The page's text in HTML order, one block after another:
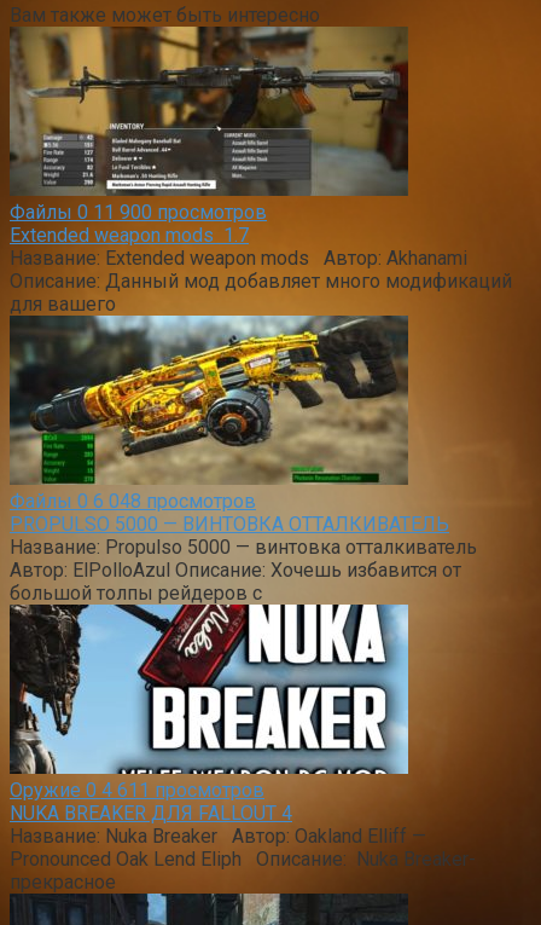
Вам также может быть интересно
Файлы 0 11 900 просмотров
Extended weapon mods 1.7
Название: Extended weapon mods Автор: Akhanami
Описание: Данный мод добавляет много модификаций
для вашего
Файлы 0 6 048 просмотров
PROPULSO 5000 — ВИНТОВКА ОТТАЛКИВАТЕЛЬ
Название: Propulso 5000 — винтовка отталкиватель
Автор: ElPolloAzul Описание: Хочешь избавится от
большой толпы рейдеров с
Оружие 0 4 611 просмотров
NUKA BREAKER ДЛЯ FALLOUT 4
Название: Nuka Breaker Автор: Oakland Elliff —
Pronounced Oak Lend Eliph Описание: Nuka Breaker-
прекрасное